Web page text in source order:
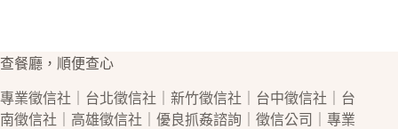
查餐廳，順便查心
專業徵信社 台北徵信社 新竹徵信社 台中徵信社
台
南徵信社
高雄徵信社 ｜優良抓姦諮詢｜ 徵信公司
｜專業